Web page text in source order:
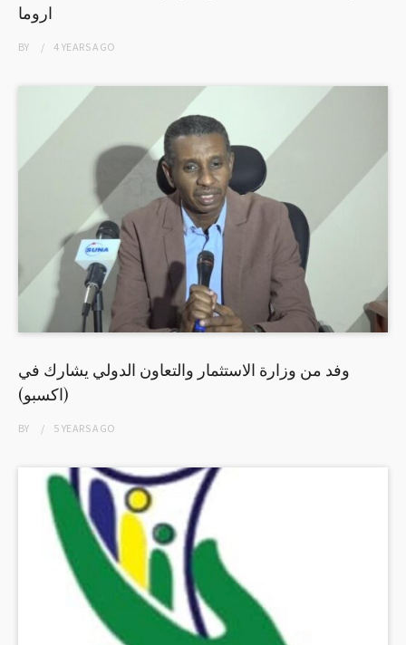
اروما
BY 4 YEARSAGO
وفد من وزارة الاستثمار والتعاون الدولي يشارك في
(اكسبو)
BY 5 YEARSAGO